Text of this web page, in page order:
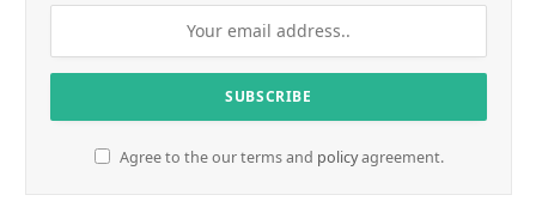
Agree to the our terms and policyagreement.